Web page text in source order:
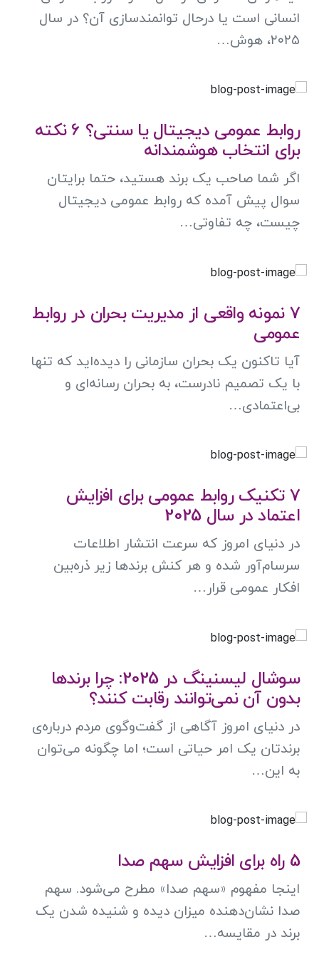
انسانی است یا درحال توانمندسازی آن؟ در سال
۲۰۲۵، هوش…
روابط عمومی دیجیتال یا سنتی؟ 6 نکته
برای انتخاب هوشمندانه
اگر شما صاحب یک برند هستید، حتما برایتان
سوال پیش آمده که روابط عمومی دیجیتال
چیست، چه تفاوتی…
7 نمونه واقعی از مدیریت بحران در روابط
عمومی
آیا تاکنون یک بحران سازمانی را دیده‌اید که تنها
با یک تصمیم نادرست، به بحران رسانه‌ای و
بی‌اعتمادی…
7 تکنیک روابط عمومی برای افزایش
اعتماد در سال 2025
در دنیای امروز که سرعت انتشار اطلاعات
سرسام‌آور شده و هر کنش برندها زیر ذره‌بین
افکار عمومی قرار…
سوشال لیسنینگ در 2025: چرا برندها
بدون آن نمی‌توانند رقابت کنند؟
در دنیای امروز آگاهی از گفت‌وگوی مردم درباره‌ی
برندتان یک امر حیاتی است؛ اما چگونه می‌توان
به این…
5 راه برای افزایش سهم صدا
اینجا مفهوم «سهم صدا» مطرح می‌شود. سهم
صدا نشان‌دهنده میزان دیده و شنیده شدن یک
برند در مقایسه…